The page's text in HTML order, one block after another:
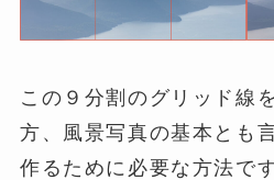
この９分割のグリッド線
方、風景写真の基本とも
作るために必要な方法です